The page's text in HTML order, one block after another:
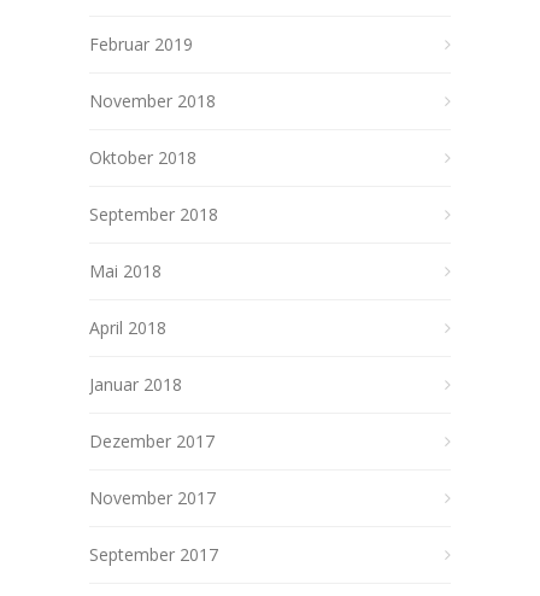
Februar 2019
November 2018
Oktober 2018
September 2018
Mai 2018
April 2018
Januar 2018
Dezember 2017
November 2017
September 2017